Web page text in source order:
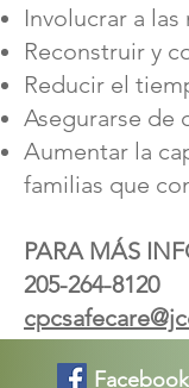
Involucrar a
Reconstruir y
Reducir el
Asegurarse de
Aumentar la
familias que
PARA MÁS
205-264-8120
Facebook